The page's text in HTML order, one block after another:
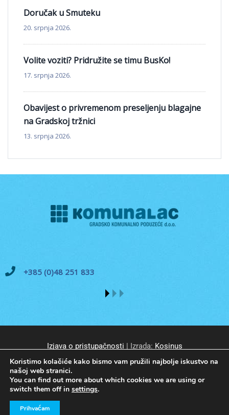
Doručak u Smuteku
20. srpnja 2026.
Volite voziti? Pridružite se timu BusKo!
17. srpnja 2026.
Obavijest o privremenom preseljenju blagajne
na Gradskoj tržnici
13. srpnja 2026.
+385 (0)48 251 833
Izjava o pristupačnosti | Izrada: Kosinus
© GKP Komunalac Koprivnica d.o.o. Sva prava pridržana.
Koristimo kolačiće kako bismo vam pružili najbolje iskustvo na
našoj web stranici.
You can find out more about which cookies we are using or
switch them off in settings.
Prihvaćam